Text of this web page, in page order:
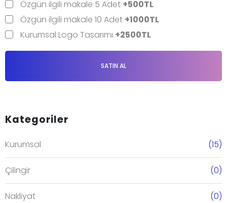
Özgün ilgili makale 5 Adet +500TL
Özgün ilgili makale 10 Adet +1000TL
Kurumsal Logo Tasarımı +2500TL
SATIN AL
Kategoriler
Kurumsal (15)
Çilingir (0)
Nakliyat (0)